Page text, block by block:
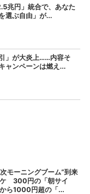
兆円」統合で、あなた
選ぶ自由」が...
」が大炎上……内容そ
ャンペーンは燃え...
モーニングブーム”到来
300円の「朝サイ
ら1000円超の「...